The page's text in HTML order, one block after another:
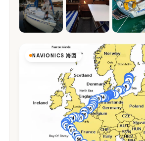
NAVIONICS 海図